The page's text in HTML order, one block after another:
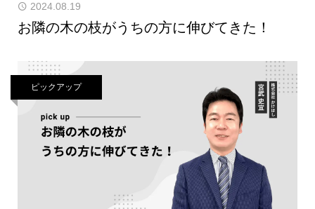
2024.08.19
お隣の木の枝がうちの方に伸びてきた！
ピックアップ